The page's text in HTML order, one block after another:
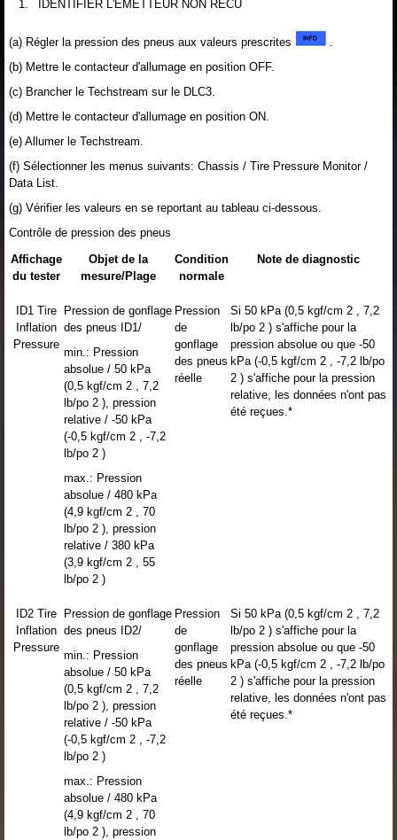
1. IDENTIFIER L'EMETTEUR NON RECU
(a) Régler la pression des pneus aux valeurs prescrites
(b) Mettre le contacteur d'allumage en position OFF.
(c) Brancher le Techstream sur le DLC3.
(d) Mettre le contacteur d'allumage en position ON.
(e) Allumer le Techstream.
(f) Sélectionner les menus suivants: Chassis / Tire Pressure Monitor /
Data List.
(g) Vérifier les valeurs en se reportant au tableau ci-dessous.
Contrôle de pression des pneus
Affichage
du tester
Objet de la
mesure/Plage
Condition
normale
Note de diagnostic
ID1 Tire
Inflation
Pressure
Pression de gonflage
des pneus ID1/
min.: Pression
absolue / 50 kPa
(0,5 kgf/cm 2 , 7,2
lb/po 2 ), pression
relative / -50 kPa
(-0,5 kgf/cm 2 , -7,2
lb/po 2 )
max.: Pression
absolue / 480 kPa
(4,9 kgf/cm 2 , 70
lb/po 2 ), pression
relative / 380 kPa
(3,9 kgf/cm 2 , 55
lb/po 2 )
Pression
de
gonflage
des pneus
réelle
Si 50 kPa (0,5 kgf/cm 2 , 7,2
lb/po 2 ) s'affiche pour la
pression absolue ou que -50
kPa (-0,5 kgf/cm 2 , -7,2 lb/po
2 ) s'affiche pour la pression
relative, les données n'ont pas
été reçues.*
ID2 Tire
Inflation
Pressure
Pression de gonflage
des pneus ID2/
min.: Pression
absolue / 50 kPa
(0,5 kgf/cm 2 , 7,2
lb/po 2 ), pression
relative / -50 kPa
(-0,5 kgf/cm 2 , -7,2
lb/po 2 )
max.: Pression
absolue / 480 kPa
(4,9 kgf/cm 2 , 70
lb/po 2 ), pression
Pression
de
gonflage
des pneus
réelle
Si 50 kPa (0,5 kgf/cm 2 , 7,2
lb/po 2 ) s'affiche pour la
pression absolue ou que -50
kPa (-0,5 kgf/cm 2 , -7,2 lb/po
2 ) s'affiche pour la pression
relative, les données n'ont pas
été reçues.*